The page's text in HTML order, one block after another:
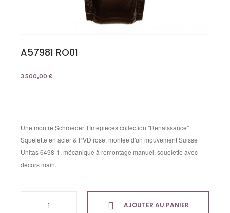
A57981 RO01
3 500,00 €
Une montre Schroeder TImepieces collection "Renaissance"
Squelette en acier & PVD rose, montée d'un mouvement Suisse
Unitas 6498-1, mécanique à remontage manuel, squelette avec
décors main.
AJOUTER AU PANIER